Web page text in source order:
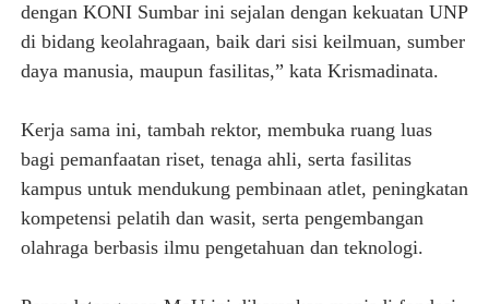
dengan KONI Sumbar ini sejalan dengan kekuatan UNP
di bidang keolahragaan, baik dari sisi keilmuan, sumber
daya manusia, maupun fasilitas,” kata Krismadinata.
Kerja sama ini, tambah rektor, membuka ruang luas
bagi pemanfaatan riset, tenaga ahli, serta fasilitas
kampus untuk mendukung pembinaan atlet, peningkatan
kompetensi pelatih dan wasit, serta pengembangan
olahraga berbasis ilmu pengetahuan dan teknologi.